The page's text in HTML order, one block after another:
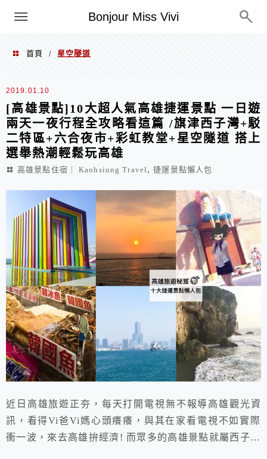
Bonjour Miss Vivi
選單
首頁 / 星空隧道
星空隧道
2019.01.10
[高雄景點]10大超人氣高雄捷運景點 一日遊
兩天一夜行程全攻略看這篇 /旗津西子灣+駁
二特區+六合夜市+彩虹教堂+星空隧道 搭上
選舉熱潮輕鬆玩高雄
高雄景點住宿｜ Kaohsiung Travel ,捷運景點懶人包
近日高雄旅遊正夯，每天打開電視無不報導高雄觀光資
訊，看得Vi爸Vi媽心頭癢癢，與其在家看電視不如實際
衝一波，來去高雄拚經濟! 而眾多的高雄景點就屬西子灣